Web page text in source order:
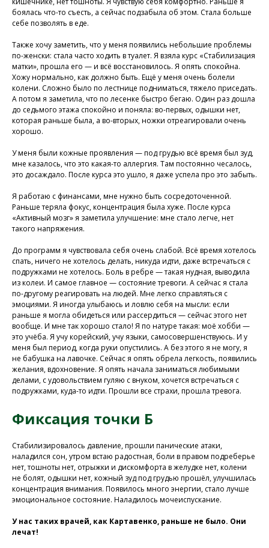
боялась что-то съесть, а сейчас подзабыла об этом. Стала больше
себе позволять в еде.
Также хочу заметить, что у меня появились небольшие проблемы
по-женски: стала часто ходить в туалет. Я взяла курс «Стабилизация
матки», прошла его — и всё восстановилось. Я опять спокойна.
Хожу нормально, как должно быть. Ещё у меня очень болели
колени. Сложно было по лестнице подниматься, тяжело приседать.
А потом я заметила, что по лесенке быстро бегаю. Один раз дошла
до седьмого этажа спокойно и поняла: во-первых, одышки нет,
которая раньше была, а во-вторых, ножки отреагировали очень
хорошо.
У меня были кожные проявления — под грудью всё время был зуд,
мне казалось, что это какая-то аллергия. Там постоянно чесалось,
это досаждало. После курса это ушло, я даже успела про это забыть.
Я работаю с финансами, мне нужно быть сосредоточенной.
Раньше теряла фокус, концентрация была хуже. После курса
«Активный мозг» я заметила улучшение: мне стало легче, нет
такого напряжения.
До программ я чувствовала себя очень слабой. Всё время хотелось
спать, ничего не хотелось делать, никуда идти, даже встречаться с
подружками не хотелось. Боль в ребре — такая нудная, выводила
из колеи. И самое главное — состояние тревоги. А сейчас я стала
по-другому реагировать на людей. Мне легко справляться с
эмоциями. Я иногда улыбаюсь и ловлю себя на мысли: если
раньше я могла обидеться или рассердиться — сейчас этого нет
вообще. И мне так хорошо стало! Я по натуре такая: моё хобби —
это учёба. Я учу корейский, учу языки, самосовершенствуюсь. И у
меня был период, когда руки опустились. А без этого я не могу, я
не бабушка на лавочке. Сейчас я опять обрела легкость, появились
желания, вдохновение. Я опять начала заниматься любимыми
делами, с удовольствием гуляю с внуком, хочется встречаться с
подружками, куда-то идти. Прошли все страхи, прошла тревога.
Фиксация точки Б
Стабилизировалось давление, прошли панические атаки,
наладился сон, утром встаю радостная, боли в правом подреберье
нет, тошноты нет, отрыжки и дискомфорта в желудке нет, колени
не болят, одышки нет, кожный зуд под грудью прошёл, улучшилась
концентрация внимания. Появилось много энергии, стало лучше
эмоциональное состояние. Наладилось мочеиспускание.
У нас таких врачей, как Картавенко, раньше не было. Они
лечат!
Присоединяйтесь к
нашей программе, чтобы
восстановить здоровье
без лекарств и походов в
поликлинику
Программа восстановления здоровья